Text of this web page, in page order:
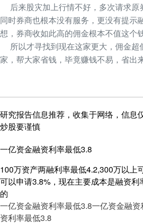
后来股灾加上行情不好，多次请求原
同时券商也根本没有服务，更没有提示
想，券商收如此高的佣金根本不值这个钱
所以才寻找到现在这家更大，佣金超
家，帮大家省钱，毕竟赚钱不易，省出
研究报告信息推荐，收集于网络，信息
炒股要谨慎
一亿资金融资利率最低3.8
100万资产两融利率最低4.2,300万以上
可以申请3.8%，现在主要成本是融资利
的
一亿资金融资利率最低3.8一亿资金融
资利率最低3.8